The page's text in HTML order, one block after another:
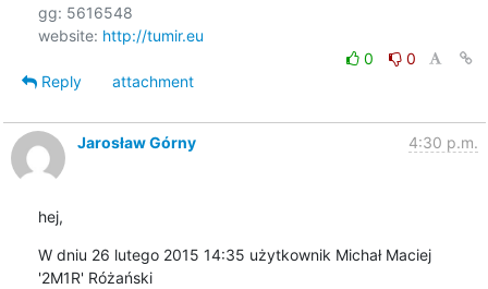
gg: 5616548
website: http://tumir.eu
0
0
Reply
attachment
Jarosław Górny 4:30 p.m.
hej,
W dniu 26 lutego 2015 14:35 użytkownik Michał Maciej
'2M1R' Różański